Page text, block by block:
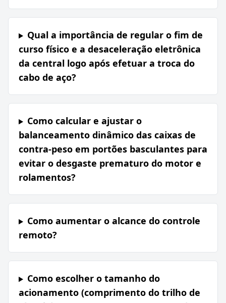
Qual a importância de regular o fim de
curso físico e a desaceleração eletrônica
da central logo após efetuar a troca do
cabo de aço?
Como calcular e ajustar o
balanceamento dinâmico das caixas de
contra-peso em portões basculantes para
evitar o desgaste prematuro do motor e
rolamentos?
Como aumentar o alcance do controle
remoto?
Como escolher o tamanho do
acionamento (comprimento do trilho de